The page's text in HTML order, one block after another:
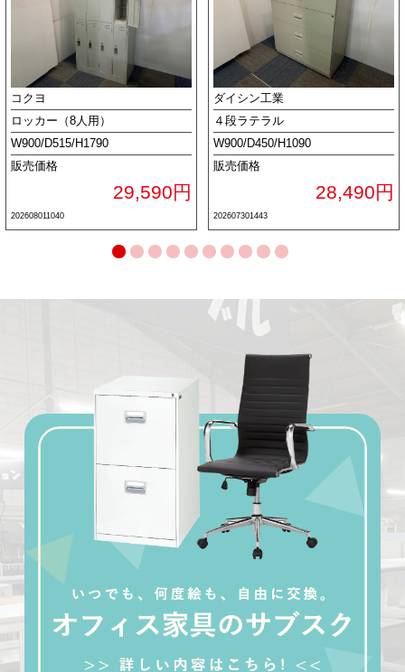
コクヨ
ロッカー（8人用）
W900/D515/H1790
販売価格
29,590円
202608011040
ダイシン工業
４段ラテラル
W900/D450/H1090
販売価格
28,490円
202607301443